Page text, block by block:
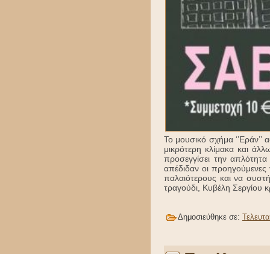
Το μουσικό σχήμα
μικρότερη κλίμακα και
προσεγγίσει την
απέδιδαν οι προηγούμενες
παλαιότερους και να
τραγούδι, Κυβέλη Σεργίου
Δημοσιεύθηκε σε: